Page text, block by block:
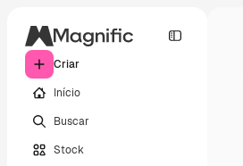
Criar
Início
Buscar
Stock